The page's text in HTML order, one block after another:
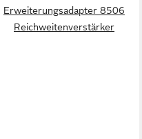
Erweiterungsadapter 8506
Reichweitenverstärker